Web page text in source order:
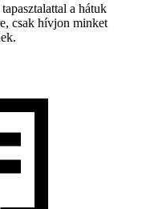
a hátuk
csak hívjon minket